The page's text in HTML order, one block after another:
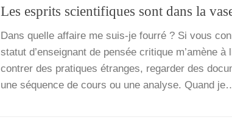
Les esprits scientifiques sont dans la
Dans quelle affaire me suis-je four­ré ? Si vous
sta­tut d’en­sei­gnant de pen­sée cri­tique m’a­mène
con­trer des pra­tiques étranges, regar­der des
une séquence de cours ou une ana­lyse. Quand